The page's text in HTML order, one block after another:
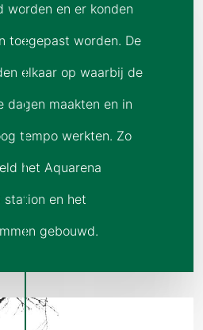
worden en er konden
toegepast worden. De
elkaar op waarbij de
dagen maakten en in
tempo werkten. Zo
het Aquarena
station en het
gebouwd.